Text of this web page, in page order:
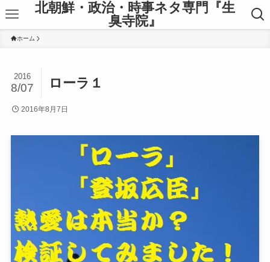
北朝鮮・政治・時事ネタ専門『生
臭寺院』
ホーム
ローラ１
2016
8/07
2016年8月7日